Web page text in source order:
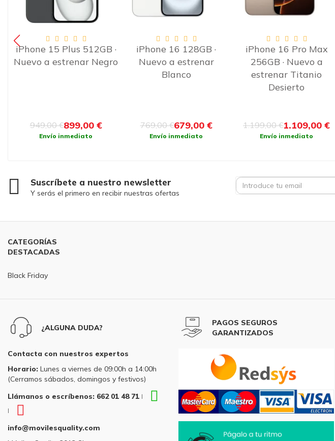
iPhone 16 128GB ·
Nuevo a estrenar
769,00 €679,00 €
Envío inmediato
iPhone 16 Pro Max
256GB · Nuevo a
estrenar Titanio
1.199,00 €1.109,00 €
Envío inmediato
iPhone 15 Pro Max
256GB · Excelente
estado · De exposición ·
eSIM Titanio Azul
819,00 €699,00 €
Envío inmediato
Suscríbete a nuestro newsletter
Y serás el primero en recibir nuestras ofertas
CATEGORÍAS
DESTACADAS
Black Friday
¿ALGUNA DUDA?
Contacta con nuestros expertos
Horario: Lunes a viernes de 09:00h a 14:00h
(Cerramos sábados, domingos y festivos)
Llámanos o escríbenos: 662 01 48 71 |
WhatsApp
Llámanos
escríbenos:
|
o
escríbenos:
info@movilesquality.com
PAGOS SEGUROS
GARANTIZADOS